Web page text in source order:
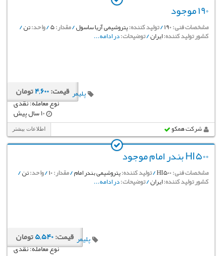
190 موجود
مشخصات فنی: /تولید کننده:پتروشیمی آریا ساسول/مقدار: /واحد:تن/
کشور تولید کننده:ایران/توضیحات:در ادامه...
قیمت:4,600تومان پلیمر
نوع معامله: نقدی
شرکت همکو اطلاعات بیشتر
HI500 بندر امام موجود
مشخصات فنی: /تولید کننده:پتروشیمی بندر امام/مقدار: /واحد:تن/
کشور تولید کننده:ایران/توضیحات:در ادامه...
قیمت:5,540تومان پلیمر
نوع معامله: نقدی